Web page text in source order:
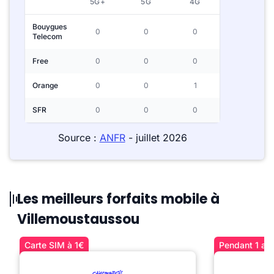
Bouygues
Telecom
0 0 0
Free 0 0 0
Orange 0 0 1
SFR 0 0 0
Source : ANFR- juillet 2026
Les meilleurs forfaits mobile à
Villemoustaussou
Carte SIM à 1€ Pendant 1